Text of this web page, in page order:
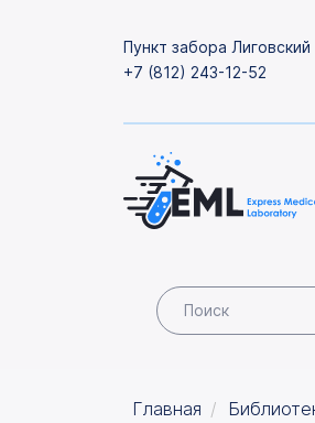
Пункт забора Лиговский
+7 (812) 243-12-52
Главная